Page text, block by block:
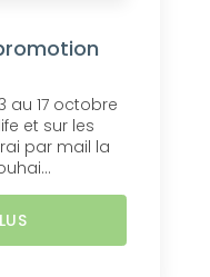
au 17 octobre
et sur les
par mail la